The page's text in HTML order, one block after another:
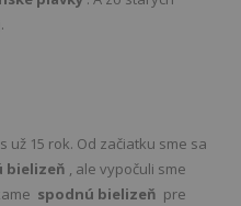
už 15 rok. Od začiatku sme sa
bielizeň , ale vypočuli sme
spodnú bielizeň pre